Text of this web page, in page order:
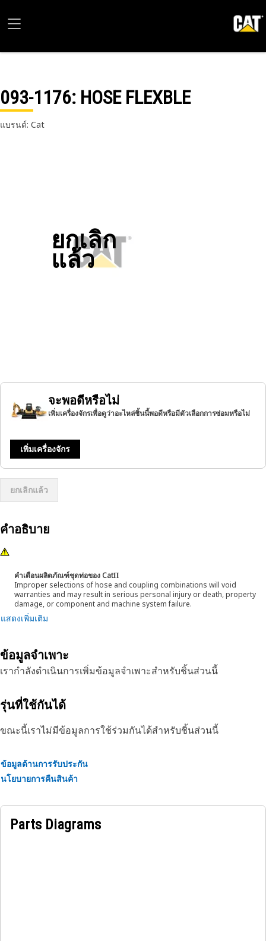
093-1176: HOSE FLEXBLE
แบรนด์: Cat
ยกเลิก
แล้ว
จะพอดีหรือไม่
เพิ่มเครื่องจักรเพื่อดูว่าอะไหล่ชิ้นนี้พอดีหรือมีตัวเลือกการซ่อมหรือไม่
เพิ่มเครื่องจักร
ยกเลิกแล้ว
คำอธิบาย
คำเตือนผลิตภัณฑ์ชุดท่อของ CatΠ
Improper selections of hose and coupling combinations will void
warranties and may result in serious personal injury or death, property
damage, or component and machine system failure.
แสดงเพิ่มเติม
ข้อมูลจำเพาะ
เรากำลังดำเนินการเพิ่มข้อมูลจำเพาะสำหรับชิ้นส่วนนี้
รุ่นที่ใช้กันได้
ขณะนี้เราไม่มีข้อมูลการใช้ร่วมกันได้สำหรับชิ้นส่วนนี้
ข้อมูลด้านการรับประกัน
นโยบายการคืนสินค้า
Parts Diagrams